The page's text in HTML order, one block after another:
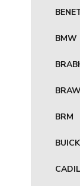
BMW
BRM
BUICK